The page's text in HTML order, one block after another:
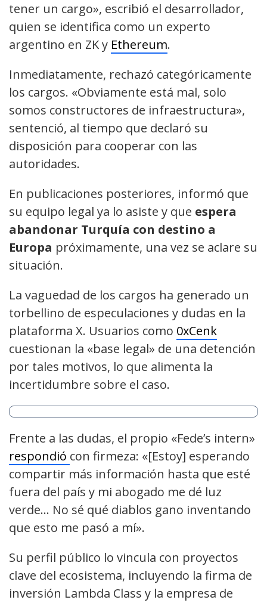
tener un cargo», escribió el desarrollador,
quien se identifica como un experto
argentino en ZK y Ethereum.
Inmediatamente, rechazó categóricamente
los cargos. «Obviamente está mal, solo
somos constructores de infraestructura»,
sentenció, al tiempo que declaró su
disposición para cooperar con las
autoridades.
En publicaciones posteriores, informó que
su equipo legal ya lo asiste y que espera
abandonar Turquía con destino a
Europa próximamente, una vez se aclare su
situación.
La vaguedad de los cargos ha generado un
torbellino de especulaciones y dudas en la
plataforma X. Usuarios como 0xCenk
cuestionan la «base legal» de una detención
por tales motivos, lo que alimenta la
incertidumbre sobre el caso.
Frente a las dudas, el propio «Fede’s intern»
respondió con firmeza: «[Estoy] esperando
compartir más información hasta que esté
fuera del país y mi abogado me dé luz
verde… No sé qué diablos gano inventando
que esto me pasó a mí».
Su perfil público lo vincula con proyectos
clave del ecosistema, incluyendo la firma de
inversión Lambda Class y la empresa de